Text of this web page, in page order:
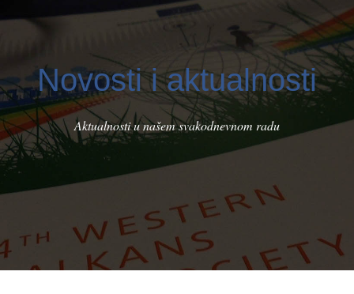
Novosti i aktualnosti
Aktualnosti u našem svakodnevnom radu